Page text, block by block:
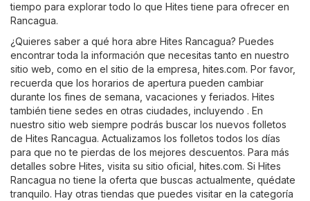
tiempo para explorar todo lo que Hites tiene para ofrecer en
Rancagua.
¿Quieres saber a qué hora abre Hites Rancagua? Puedes
encontrar toda la información que necesitas tanto en nuestro
sitio web, como en el sitio de la empresa, hites.com. Por favor,
recuerda que los horarios de apertura pueden cambiar
durante los fines de semana, vacaciones y feriados. Hites
también tiene sedes en otras ciudades, incluyendo . En
nuestro sitio web siempre podrás buscar los nuevos folletos
de Hites Rancagua. Actualizamos los folletos todos los días
para que no te pierdas de los mejores descuentos. Para más
detalles sobre Hites, visita su sitio oficial, hites.com. Si Hites
Rancagua no tiene la oferta que buscas actualmente, quédate
tranquilo. Hay otras tiendas que puedes visitar en la categoría